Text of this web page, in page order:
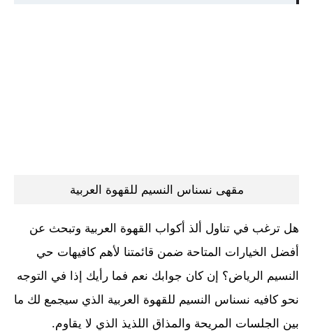
مقهى نسناس النسيم للقهوة العربية
هل ترغب في تناول ألذ أكواب القهوة العربية وتبحث عن
أفضل الخيارات المتاحة ضمن قائمتنا لأهم كافيهات حي
النسيم الرياض؟ إن كان جوابك نعم فما رأيك إذا في التوجه
نحو كافيه نسناس النسيم للقهوة العربية الذي سيجمع لك ما
بين الجلسات المريحة والمذاق اللذيذ الذي لا يقاوم.